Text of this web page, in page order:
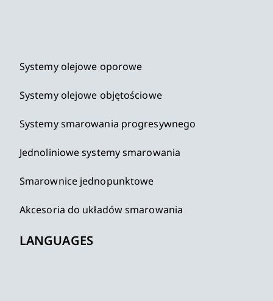
Systemy olejowe oporowe
Systemy olejowe objętościowe
Systemy smarowania progresywnego
Jednoliniowe systemy smarowania
Smarownice jednopunktowe
Akcesoria do układów smarowania
LANGUAGES